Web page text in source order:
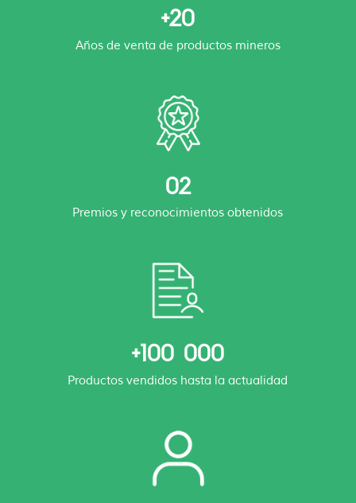
+20
Años de venta de productos mineros
02
Premios y reconocimientos obtenidos
+100 000
Productos vendidos hasta la actualidad